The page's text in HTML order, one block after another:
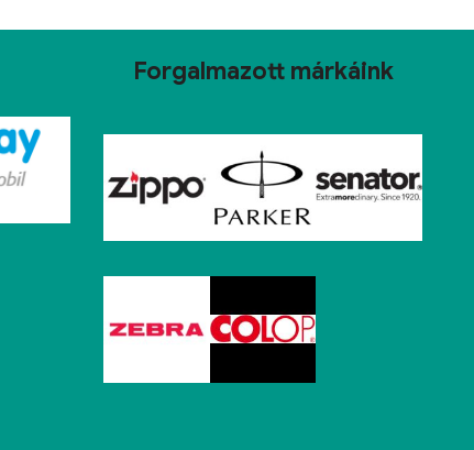
Forgalmazott márkáink